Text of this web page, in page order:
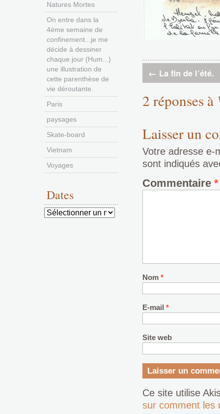
← La fin de l’été.
2 réponses à
Laisser un
Votre adresse e-
sont indiqués
Commentaire *
Nom *
E-mail *
Site web
Ce site utilise
sur comment les
Natures Mortes
On entre dans la
4ème semaine de
confinement...je me
décide à dessiner
chaque jour (Hum...)
une illustration de
cette parenthèse de
vie déroutante.
Paris
paysages
Skate-board
Vietnam
Voyages
Dates
Dates